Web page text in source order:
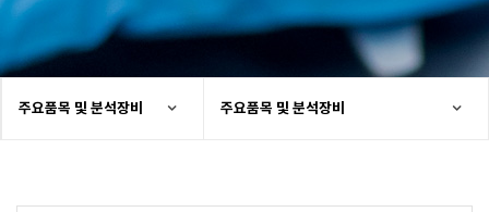
주요품목 및 분석장비 주요품목 및 분석장비